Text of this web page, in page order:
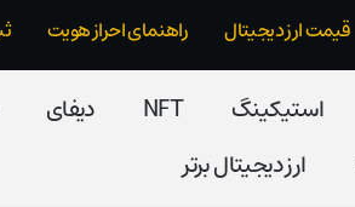
قیمت ارز دیجیتال راهنمای احراز هویت
استیکینگ NFT دیفای
ارز دیجیتال برتر